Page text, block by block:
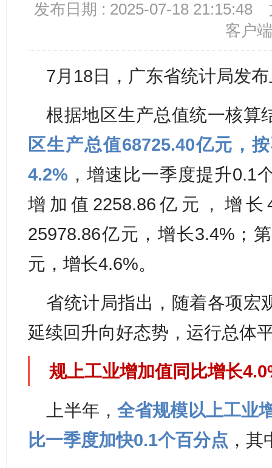
发布日期 : 2025-07-18 21:15:48
客户端
7月18日，广东省统计局发
根据地区生产总值统一核算
区生产总值68725.40亿元，
4.2% ，增速比一季度提升0.1
增加值2258.86亿元，增
25978.86亿元，增长3.4%；
元，增长4.6%。
省统计局指出，随着各项宏
延续回升向好态势，运行总体
规上工业增加值同比增长
上半年， 全省规模以上工业
比一季度加快0.1个百分点 ，